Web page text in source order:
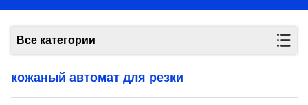
Все категории
кожаный автомат для резки